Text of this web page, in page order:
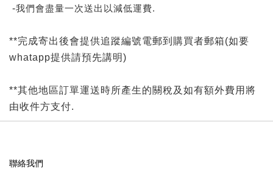
-我們會盡量一次送出以減低運費.
**完成寄出後會提供追蹤編號電郵到購買者郵箱(如要
whatapp提供請預先講明)
**其他地區訂單運送時所產生的關稅及如有額外費用將
由收件方支付.
聯絡我們